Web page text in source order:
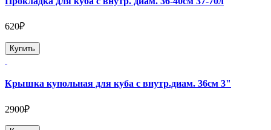
620₽
Купить
Крышка купольная для куба с внутр.диам. 36см 3"
2900₽